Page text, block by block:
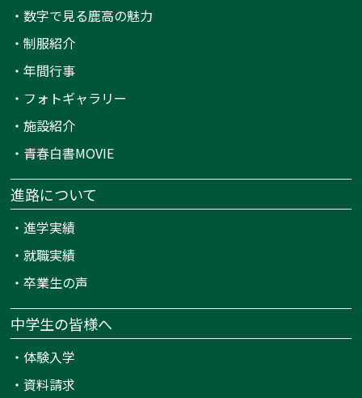
・数字で見る鹿高の魅力
・制服紹介
・年間行事
・ フォトギャラリー
・施設紹介
・ 青春白書MOVIE
進路について
・進学実績
・就職実績
・卒業生の声
中学生の皆様へ
・ 体験入学
・ 資料請求